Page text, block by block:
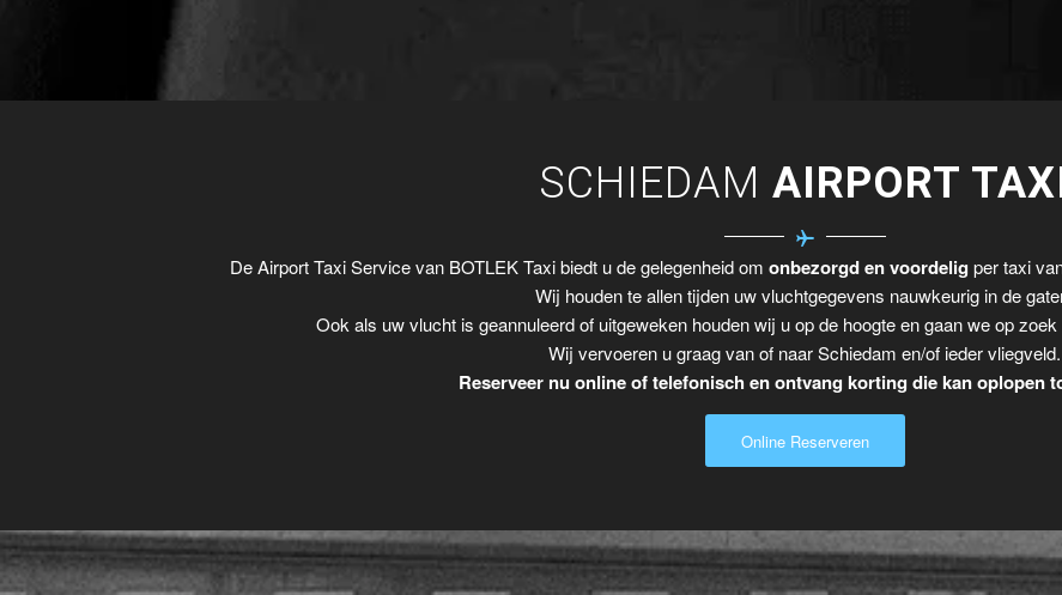
SCHIEDAM AIRPORT
De Airport Taxi Service van BOTLEK Taxi biedt u de gelegenheid om onbezorgd en voordelig per taxi
Wij houden te allen tijden uw vluchtgegevens nauwkeurig in de
Ook als uw vlucht is geannuleerd of uitgeweken houden wij u op de hoogte en gaan we op
Wij vervoeren u graag van of naar Schiedam en/of ieder vliegveld.
Reserveer nu online of telefonisch en ontvang korting die kan oplopen
Online Reserveren